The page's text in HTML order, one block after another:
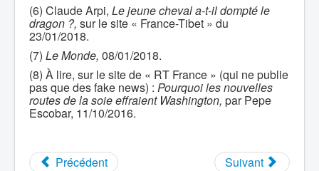
(6) Claude Arpi, Le jeune cheval a-t-il dompté le
dragon ?, sur le site « France-Tibet » du
23/01/2018.
(7) Le Monde, 08/01/2018.
(8) À lire, sur le site de « RT France » (qui ne publie
pas que des fake news) : Pourquoi les nouvelles
routes de la soie effraient Washington, par Pepe
Escobar, 11/10/2016.
Précédent Suivant